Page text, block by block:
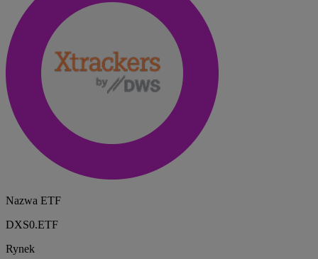
Nazwa ETF
DXS0.ETF
Rynek